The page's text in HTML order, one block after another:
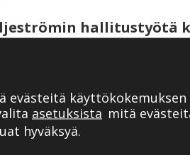
hallitustyötä
klikkaamalla alla
tärkeät suuntaviivat antaa
evästeitä käyttökokemuksen
asetuksista mitä
hyväksyä.